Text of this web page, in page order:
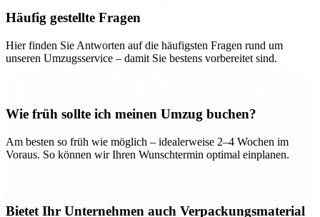
Häufig gestellte Fragen
Hier finden Sie Antworten auf die häufigsten Fragen rund um
unseren Umzugsservice – damit Sie bestens vorbereitet sind.
Wie früh sollte ich meinen Umzug buchen?
Am besten so früh wie möglich – idealerweise 2–4 Wochen im
Voraus. So können wir Ihren Wunschtermin optimal einplanen.
Bietet Ihr Unternehmen auch Verpackungsmaterial